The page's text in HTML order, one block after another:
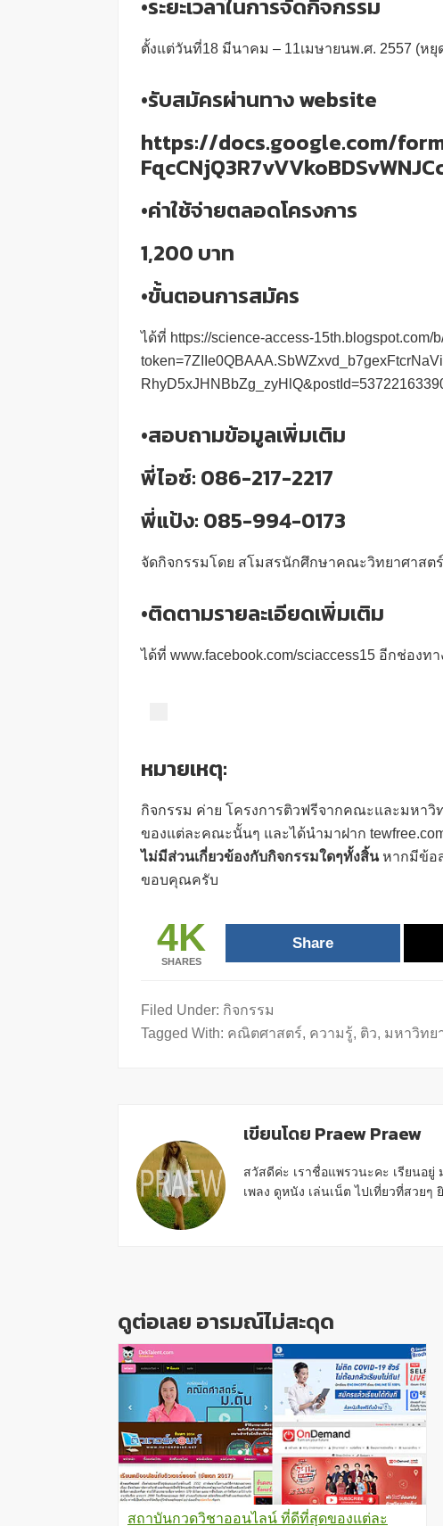
•ระยะเวลาในการจัดกิจกรรม
ตั้งแต่วันที่18 มีนาคม – 11เมษายนพ.ศ. 2557 (ห
•รับสมัครผ่านทาง website
https://docs.google.com/
•ค่าใช้จ่ายตลอดโครงการ
1,200 บาท
•ขั้นตอนการสมัคร
ได้ที่ https://science-access-15th.blogspot.com/
•สอบถามข้อมูลเพิ่มเติม
พี่ไอซ์: 086-217-2217
พี่แป้ง: 085-994-0173
จัดกิจกรรมโดย สโมสรนักศึกษาคณะวิทยาศาสต
•ติดตามรายละเอียดเพิ่มเติม
ได้ที่ www.facebook.com/sciaccess15 อีกช่องท
หมายเหตุ:
กิจกรรม ค่าย โครงการติวฟรีจากคณะและมหา
ของแต่ละคณะนั้นๆ และได้นำมาฝาก
ไม่มีส่วนเกี่ยวข้องกับกิจกรรมใดๆทั้งสิ้นหากมีข้อ
ขอบคุณครับ
4K
SHARES
Share
Filed Under: กิจกรรม
Tagged With: คณิตศาสตร์, ความรู้, ติว, มหาวิทย
เขียนโดย Praew Praew
สวัสดีค่ะ เราชื่อแพรวนะคะ เรียนอยู่
เพลง ดูหนัง เล่นเน็ต ไปเที่ยวที่สวยๆ
ดูต่อเลย อารมณ์ไม่สะดุด
สถาบันกวดวิชาออนไลน์ ที่ดีที่สุดของแต่ละ